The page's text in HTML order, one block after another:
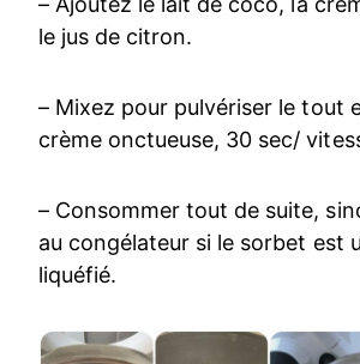
le jus de citron.
– Mixez pour pulvériser le tout
crème onctueuse, 30 sec/
– Consommer tout de suite,
au congélateur si le sorbet est
liquéfié.